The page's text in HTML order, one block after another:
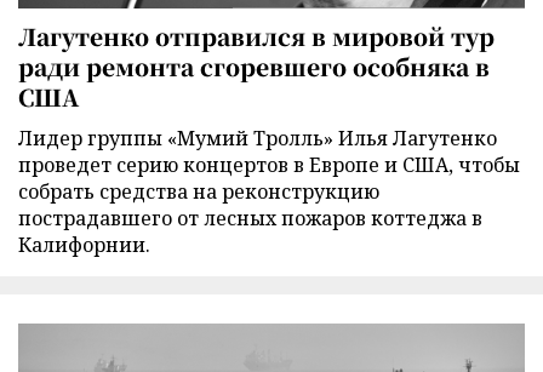
Лагутенко отправился в мировой тур
ради ремонта сгоревшего особняка в
США
Лидер группы «Мумий Тролль» Илья Лагутенко
проведет серию концертов в Европе и США, чтобы
собрать средства на реконструкцию
пострадавшего от лесных пожаров коттеджа в
Калифорнии.